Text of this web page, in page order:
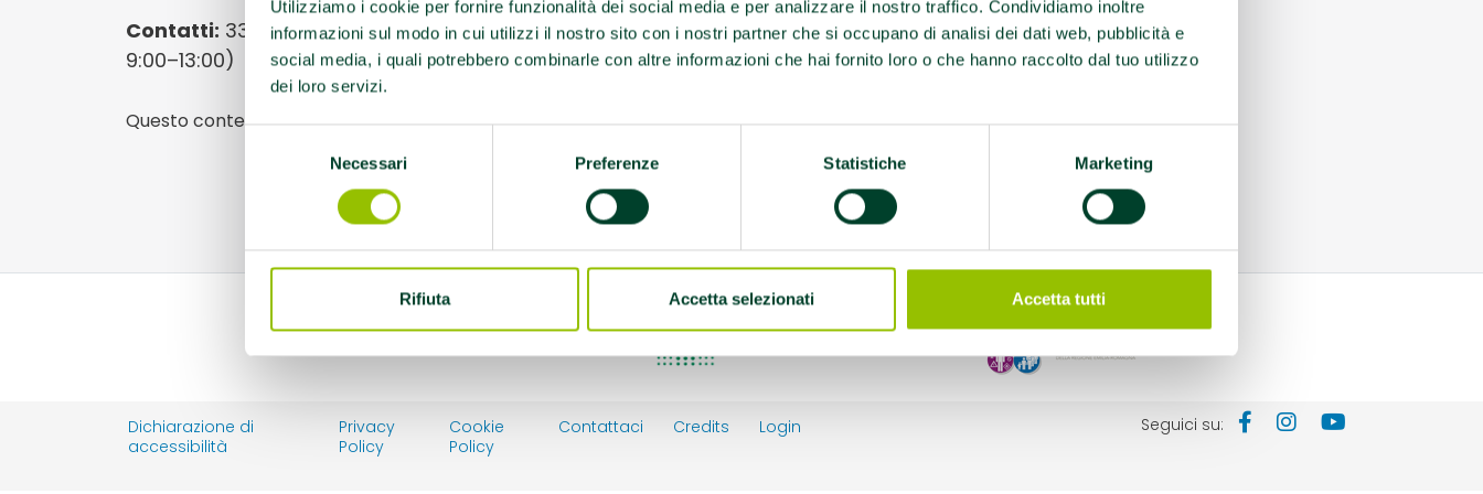
Utilizziamo i cookie per fornire funzionalità dei social media e per analizzare il nostro traffico. Condividiamo inoltre
informazioni sul modo in cui utilizzi il nostro sito con i nostri partner che si occupano di analisi dei dati web, pubblicità e
social media, i quali potrebbero combinarle con altre informazioni che hai fornito loro o che hanno raccolto dal tuo utilizzo
dei loro servizi.
Necessari Preferenze Statistiche Marketing
Rifiuta Accetta selezionati Accetta tutti
Contatti: 338 752 5072 (attivo dal lunedì al venerdì, ore
9:00–13:00)
Questo contenuto si trova inPalestre che promuovono la salute
Dichiarazione di
accessibilità
Privacy
Policy
Cookie
Policy
Contattaci Credits Login Seguici su: